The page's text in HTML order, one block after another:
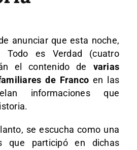
anunciar que esta noche,
Todo es Verdad (cuatro
el contenido de varias
de Franco en las
informaciones que
se escucha como una
que participó en dichas